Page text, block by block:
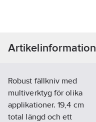
Artikelinformation
Robust fällkniv med
multiverktyg för olika
applikationer. 19,4 cm
total längd och ett